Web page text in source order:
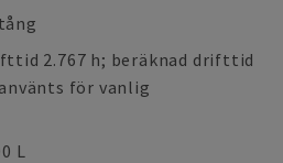
2.767 h; beräknad drifttid
för vanlig
L